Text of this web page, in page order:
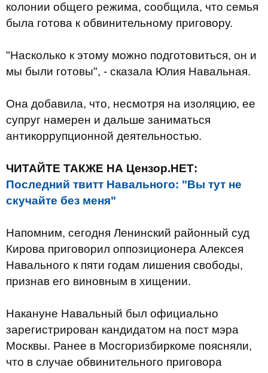
колонии общего режима, сообщила, что семья
была готова к обвинительному приговору.
"Насколько к этому можно подготовиться, он и
мы были готовы", - сказала Юлия Навальная.
Она добавила, что, несмотря на изоляцию, ее
супруг намерен и дальше заниматься
антикоррупционной деятельностью.
ЧИТАЙТЕ ТАКЖЕ НА Цензор.НЕТ:
Последний твитт Навального: "Вы тут не
скучайте без меня"
Напомним, сегодня Ленинский районный суд
Кирова приговорил оппозиционера Алексея
Навального к пяти годам лишения свободы,
признав его виновным в хищении.
Накануне Навальный был официально
зарегистрирован кандидатом на пост мэра
Москвы. Ранее в Мосгоризбиркоме поясняли,
что в случае обвинительного приговора